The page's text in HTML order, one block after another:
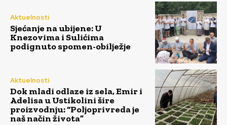
Aktuelnosti
Sjećanje na ubijene: U
Knezovima i Sulićima
podignuto spomen-obilježje
Aktuelnosti
Dok mladi odlaze iz sela, Emir i
Adelisa u Ustikolini šire
proizvodnju: “Poljoprivreda je
naš način života”